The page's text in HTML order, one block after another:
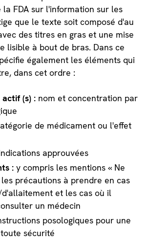
FDA sur l'information sur les
que le texte soit composé d'au
des titres en gras et une mise
lisible à bout de bras. Dans ce
également les éléments qui
dans cet ordre :
(s) : nom et concentration par
de médicament ou l'effet
approuvées
: y compris les mentions « Ne
précautions à prendre en cas
d'allaitement et les cas où il
un médecin
posologiques pour une
sécurité